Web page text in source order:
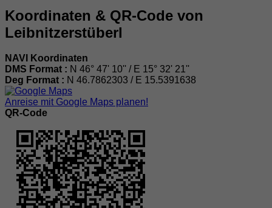
Koordinaten & QR-Code von
Leibnitzerstüberl
NAVI Koordinaten
DMS Format : N 46° 47' 10'' / E 15° 32' 21''
Deg Format : N 46.7862303 / E 15.5391638
Anreise mit Google Maps planen!
QR-Code